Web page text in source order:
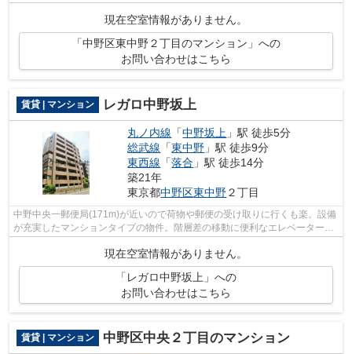
の物件となっており、きれいな室内が魅...
現在空室情報がありません。
「中野区東中野２丁目のマンション」への
お問い合わせはこちら
賃貸 | マンション レガロ中野坂上
丸ノ内線 「中野坂上 」駅 徒歩5分
総武線 「東中野 」駅 徒歩9分
東西線 「落合 」駅 徒歩14分
築21年
東京都中野区東中野２丁目
中野中央一郵便局(171m)が近いので荷物や郵便の受け取りに行くも楽。設備
が充実したマンションタイプの物件。階層差の移動に便利なエレベーターが
ついています。こちらの物件は周辺に...
現在空室情報がありません。
「レガロ中野坂上」への
お問い合わせはこちら
賃貸 | マンション 中野区中央２丁目のマンション